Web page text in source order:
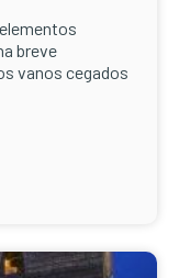
breve
vanos cegados